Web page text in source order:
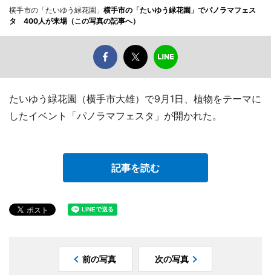
横手市の「たいゆう緑花園」 横手市の「たいゆう緑花園」でパノラマフェス
タ 400人が来場（この写真の記事へ）
たいゆう緑花園（横手市大雄）で9月1日、植物をテーマに
したイベント「パノラマフェスタ」が開かれた。
記事を読む
前の写真 次の写真